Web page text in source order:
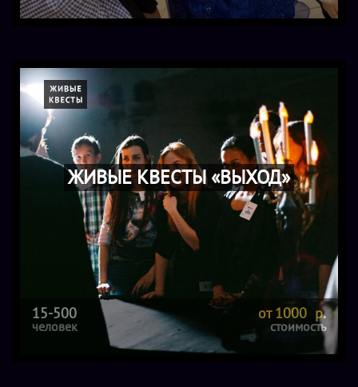
ЖИВЫЕ КВЕСТЫ «ВЫХОД»
15-500
человек
от 1000 р.
стоимость